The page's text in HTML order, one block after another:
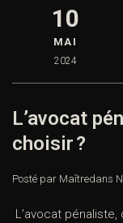
10
MAI
2024
L’avocat
choisir ?
Posté par Maîtredans
L’avocat